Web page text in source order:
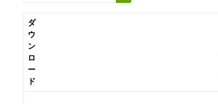
ダ
ウ
ン
ロ
ー
ド